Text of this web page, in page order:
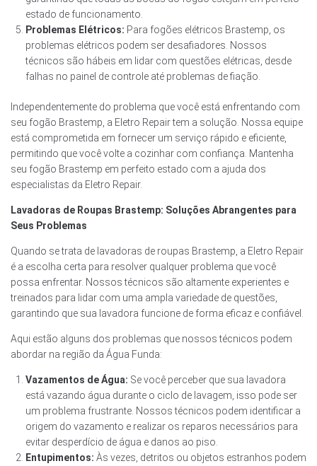
estado de funcionamento.
Problemas Elétricos: Para fogões elétricos Brastemp, os
problemas elétricos podem ser desafiadores. Nossos
técnicos são hábeis em lidar com questões elétricas, desde
falhas no painel de controle até problemas de fiação.
Independentemente do problema que você está enfrentando com
seu fogão Brastemp, a Eletro Repair tem a solução. Nossa equipe
está comprometida em fornecer um serviço rápido e eficiente,
permitindo que você volte a cozinhar com confiança. Mantenha
seu fogão Brastemp em perfeito estado com a ajuda dos
especialistas da Eletro Repair.
Lavadoras de Roupas Brastemp: Soluções Abrangentes para
Seus Problemas
Quando se trata de lavadoras de roupas Brastemp, a Eletro Repair
é a escolha certa para resolver qualquer problema que você
possa enfrentar. Nossos técnicos são altamente experientes e
treinados para lidar com uma ampla variedade de questões,
garantindo que sua lavadora funcione de forma eficaz e confiável.
Aqui estão alguns dos problemas que nossos técnicos podem
abordar na região da Água Funda:
Vazamentos de Água: Se você perceber que sua lavadora
está vazando água durante o ciclo de lavagem, isso pode ser
um problema frustrante. Nossos técnicos podem identificar a
origem do vazamento e realizar os reparos necessários para
evitar desperdício de água e danos ao piso.
Entupimentos: Às vezes, detritos ou objetos estranhos podem